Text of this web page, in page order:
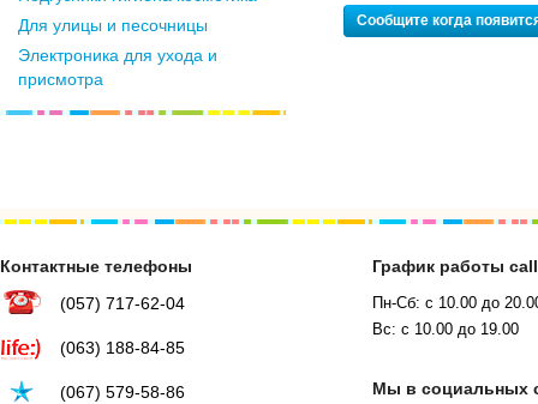
Для улицы и песочницы
Электроника для ухода и
присмотра
Сообщите когда
Контактные телефоны
(057) 717-62-04
(063) 188-84-85
(067) 579-58-86
График работы
Пн-Сб: с 10.00 до
Вс: с 10.00 до 19.00
Мы в социальных